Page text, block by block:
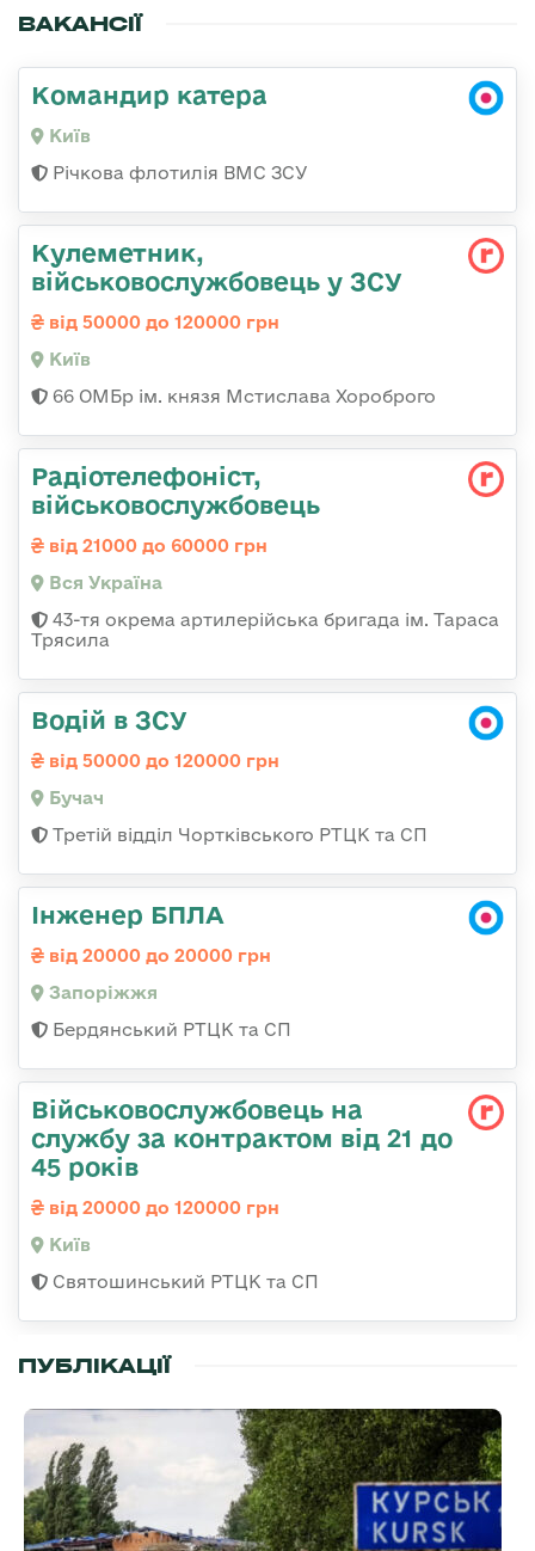
ВАКАНСІЇ
Командир катера
Київ
Річкова флотилія ВМС ЗСУ
Кулеметник,
військовослужбовець у ЗСУ
від 50000 до 120000 грн
Київ
66 ОМБр ім. князя Мстислава Хороброго
Радіотелефоніст,
військовослужбовець
від 21000 до 60000 грн
Вся Україна
43-тя окрема артилерійська бригада ім. Тараса
Трясила
Водій в ЗСУ
від 50000 до 120000 грн
Бучач
Третій відділ Чортківського РТЦК та СП
Інженер БПЛА
від 20000 до 20000 грн
Запоріжжя
Бердянський РТЦК та СП
Військовослужбовець на
службу за контрактом від 21 до
45 років
від 20000 до 120000 грн
Київ
Святошинський РТЦК та СП
ПУБЛІКАЦІЇ